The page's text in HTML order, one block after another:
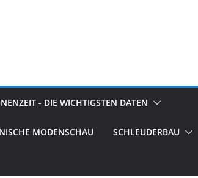
- DIE WICHTIGSTEN DATEN
MODENSCHAU SCHLEUDERBAU